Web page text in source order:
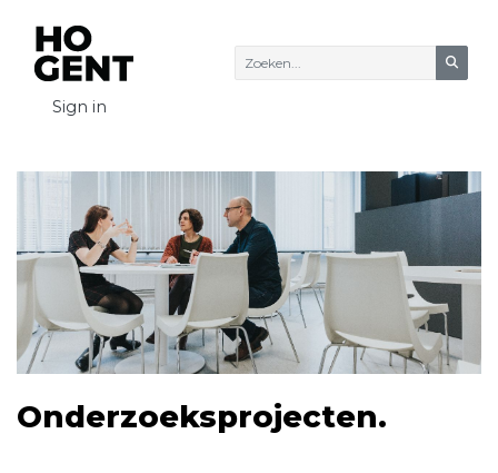
Sign in
Onderzoeksprojecten.